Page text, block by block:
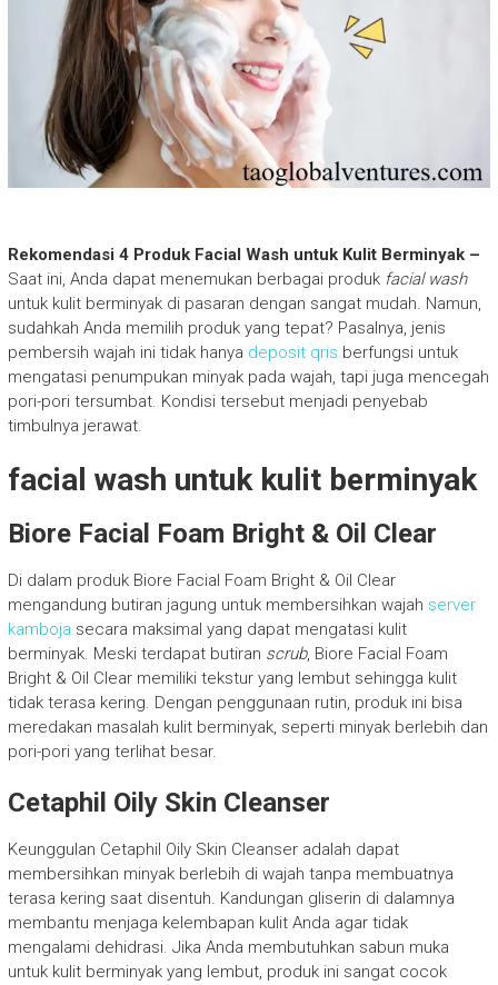
Rekomendasi 4 Produk Facial Wash untuk Kulit Berminyak –
Saat ini, Anda dapat menemukan berbagai produk facial wash
untuk kulit berminyak di pasaran dengan sangat mudah. Namun,
sudahkah Anda memilih produk yang tepat? Pasalnya, jenis
pembersih wajah ini tidak hanya deposit qris berfungsi untuk
mengatasi penumpukan minyak pada wajah, tapi juga mencegah
pori-pori tersumbat. Kondisi tersebut menjadi penyebab
timbulnya jerawat.
facial wash untuk kulit berminyak
Biore Facial Foam Bright & Oil Clear
Di dalam produk Biore Facial Foam Bright & Oil Clear
mengandung butiran jagung untuk membersihkan wajah server
kamboja secara maksimal yang dapat mengatasi kulit
berminyak. Meski terdapat butiran scrub, Biore Facial Foam
Bright & Oil Clear memiliki tekstur yang lembut sehingga kulit
tidak terasa kering. Dengan penggunaan rutin, produk ini bisa
meredakan masalah kulit berminyak, seperti minyak berlebih dan
pori-pori yang terlihat besar.
Cetaphil Oily Skin Cleanser
Keunggulan Cetaphil Oily Skin Cleanser adalah dapat
membersihkan minyak berlebih di wajah tanpa membuatnya
terasa kering saat disentuh. Kandungan gliserin di dalamnya
membantu menjaga kelembapan kulit Anda agar tidak
mengalami dehidrasi. Jika Anda membutuhkan sabun muka
untuk kulit berminyak yang lembut, produk ini sangat cocok